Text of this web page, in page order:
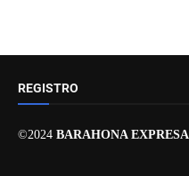
REGISTRO
©2024 BARAHONA EXPRESA